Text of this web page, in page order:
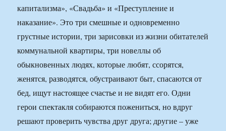
капитализма», «Свадьба» и «Преступление и
наказание». Это три смешные и одновременно
грустные истории, три зарисовки из жизни обитателей
коммунальной квартиры, три новеллы об
обыкновенных людях, которые любят, ссорятся,
женятся, разводятся, обустраивают быт, спасаются от
бед, ищут настоящее счастье и не видят его. Одни
герои спектакля собираются пожениться, но вдруг
решают проверить чувства друг друга; другие – уже